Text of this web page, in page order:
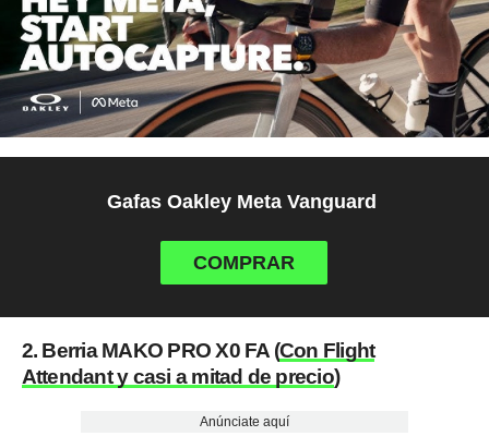
Gafas Oakley Meta Vanguard
COMPRAR
2. Berria MAKO PRO X0 FA (Con Flight
Attendant y casi a mitad de precio)
Anúnciate aquí